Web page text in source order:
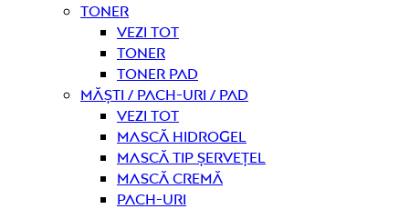
Toner
Vezi tot
Toner
Toner pad
Măști / Pach-uri / Pad
Vezi tot
Mască hidrogel
Mască tip șervețel
Mască Cremă
Pach-uri